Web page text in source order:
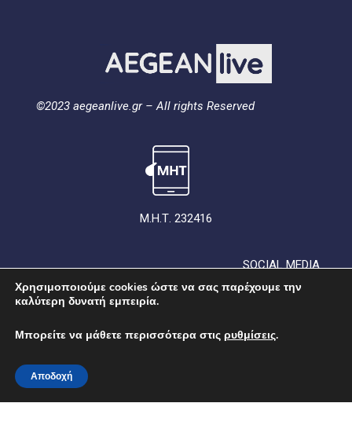
©2023 aegeanlive.gr – All rights Reserved
Μ.Η.Τ. 232416
SOCIAL MEDIA
ΟΡΟΙ ΧΡΗΣΗΣ
ΠΟΛΙΤΙΚΗ ΓΙΑ ΤΑ COOKIES
ΣΥΜΜΟΡΦΩΣΗ
Χρησιμοποιούμε cookies ώστε να σας παρέχουμε την
καλύτερη δυνατή εμπειρία.
Μπορείτε να μάθετε περισσότερα στις ρυθμίσεις.
Αποδοχή